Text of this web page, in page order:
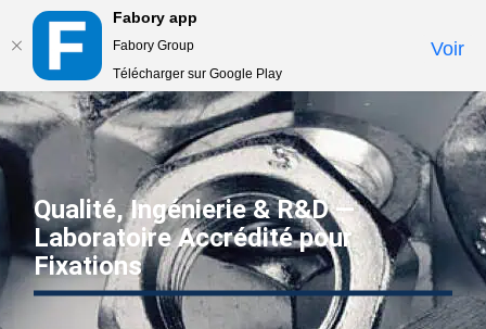
Fabory app
Fabory Group
Télécharger sur Google Play
Voir
text.skipToContent
text.skipToNavigation
Qualité, Ingénierie & R&D —
Laboratoire Accrédité pour
Fixations